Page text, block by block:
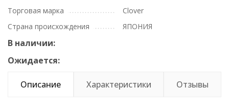
Торговая марка
Clover
Страна происхождения
ЯПОНИЯ
В наличии:
Ожидается:
Описание Характеристики Отзывы